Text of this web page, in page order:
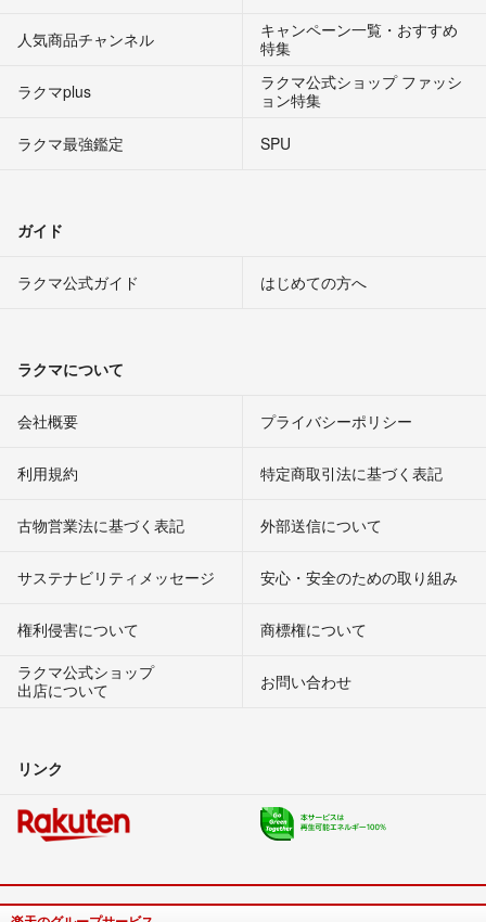
人気商品チャンネル
キャンペーン一覧・おすすめ
特集
ラクマplus
ラクマ公式ショップ ファッシ
ョン特集
ラクマ最強鑑定
SPU
ガイド
ラクマ公式ガイド はじめての方へ
ラクマについて
会社概要 プライバシーポリシー
利用規約 特定商取引法に基づく表記
古物営業法に基づく表記 外部送信について
サステナビリティメッセージ 安心・安全のための取り組み
権利侵害について
商標権について
ラクマ公式ショップ
出店について
お問い合わせ
リンク